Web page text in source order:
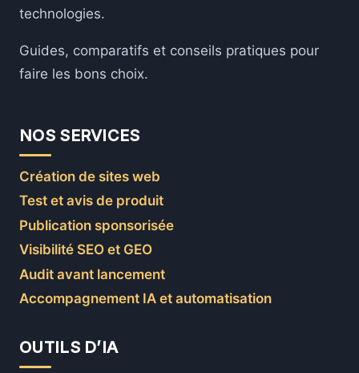
technologies.
Guides, comparatifs et conseils pratiques pour
faire les bons choix.
NOS SERVICES
Création de sites web
Test et avis de produit
Publication sponsorisée
Visibilité SEO et GEO
Audit avant lancement
Accompagnement IA et automatisation
OUTILS D’IA